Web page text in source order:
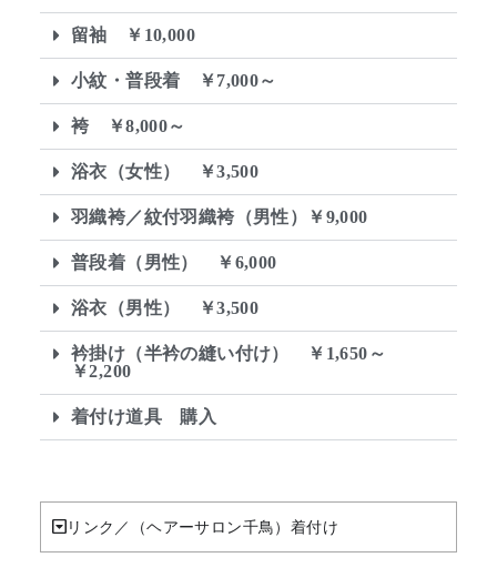
留袖 ￥10,000
小紋・普段着 ￥7,000～
袴 ￥8,000～
浴衣（女性） ￥3,500
羽織袴／紋付羽織袴（男性）￥9,000
普段着（男性） ￥6,000
浴衣（男性） ￥3,500
衿掛け（半衿の縫い付け） ￥1,650～
￥2,200
着付け道具 購入
リンク／（ヘアーサロン千鳥）着付け